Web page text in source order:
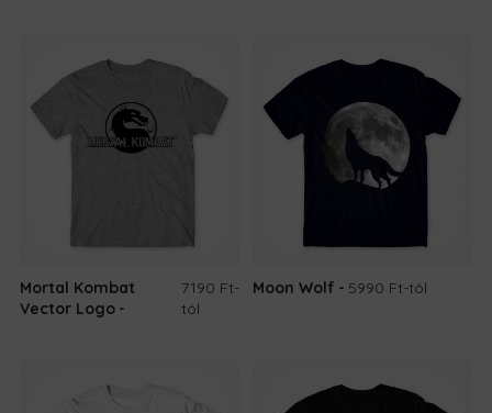
Mortal Kombat
Vector Logo
7190 Ft-
tól
Moon Wolf 5990 Ft-tól